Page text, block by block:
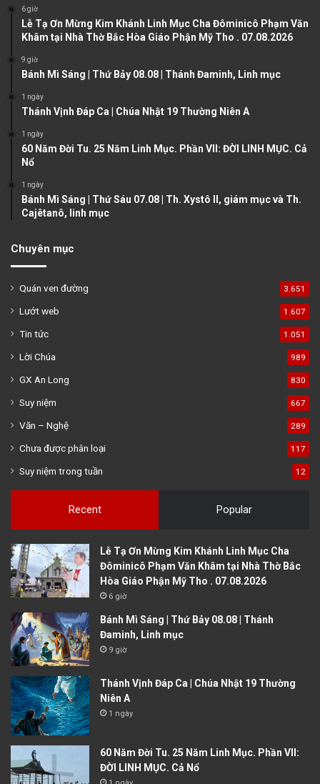
u
s
g
e
6 giờ
Lễ Tạ Ơn Mừng Kim Khánh Linh Mục Cha Đôminicô Phạm Văn
Khâm tại Nhà Thờ Bắc Hòa Giáo Phận Mỹ Tho . 07.08.2026
9 giờ
Bánh Mì Sáng | Thứ Bảy 08.08 | Thánh Đaminh, Linh mục
1 ngày
Thánh Vịnh Đáp Ca | Chúa Nhật 19 Thường Niên A
1 ngày
60 Năm Đời Tu. 25 Năm Linh Mục. Phần VII: ĐỜI LINH MỤC. Cả
Nổ
1 ngày
Bánh Mì Sáng | Thứ Sáu 07.08 | Th. Xystô II, giám mục và Th.
Cajêtanô, linh mục
Chuyên mục
Quán ven đường 3.651
Lướt web 1.607
Tin tức 1.051
Lời Chúa 989
GX An Long 830
Suy niệm 667
Văn – Nghệ 289
Chưa được phân loại 117
Suy niệm trong tuần 12
Recent Popular
Lễ Tạ Ơn Mừng Kim Khánh Linh Mục Cha
Đôminicô Phạm Văn Khâm tại Nhà Thờ Bắc
Hòa Giáo Phận Mỹ Tho . 07.08.2026
6 giờ
Bánh Mì Sáng | Thứ Bảy 08.08 | Thánh
Đaminh, Linh mục
9 giờ
Thánh Vịnh Đáp Ca | Chúa Nhật 19 Thường
Niên A
1 ngày
60 Năm Đời Tu. 25 Năm Linh Mục. Phần VII:
ĐỜI LINH MỤC. Cả Nổ